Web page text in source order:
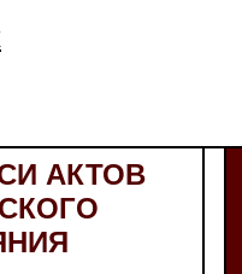
АКТОВ